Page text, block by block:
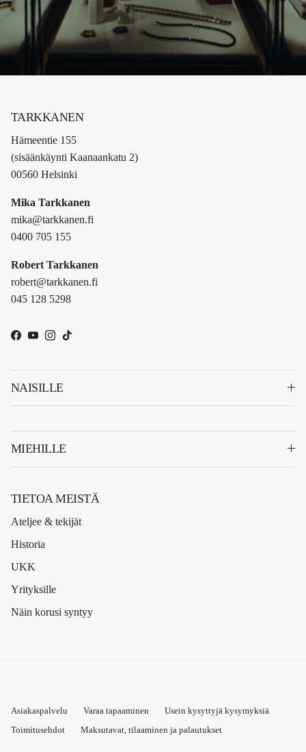
TARKKANEN
Hämeentie 155
(sisäänkäynti Kaanaankatu 2)
00560 Helsinki
Mika Tarkkanen
mika@tarkkanen.fi
0400 705 155
Robert Tarkkanen
robert@tarkkanen.fi
045 128 5298
Facebook
YouTube
Instagram
TikTok
NAISILLE
MIEHILLE
TIETOA MEISTÄ
Ateljee & tekijät
Historia
UKK
Yrityksille
Näin korusi syntyy
Asiakaspalvelu Varaa tapaaminen
Usein kysyttyjä kysymyksiä
Toimitusehdot
Maksutavat, tilaaminen ja palautukset